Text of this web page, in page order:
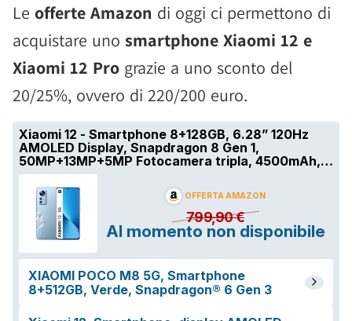
Le offerte Amazon di oggi ci permettono di
acquistare uno smartphone Xiaomi 12 e
Xiaomi 12 Pro grazie a uno sconto del
20/25%, ovvero di 220/200 euro.